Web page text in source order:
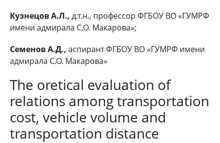
Кузнецов А.Л., д.т.н., профессор ФГБОУ ВО «ГУМРФ
имени адмирала С.О. Макарова»;
Семенов А.Д., аспирант ФГБОУ ВО «ГУМРФ имени
адмирала С.О. Макарова»
The oretical evaluation of
relations among transportation
cost, vehicle volume and
transportation distance